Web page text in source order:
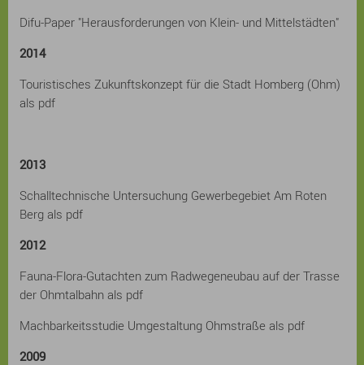
Difu-Paper "Herausforderungen von Klein- und Mittelstädten"
2014
Touristisches Zukunftskonzept für die Stadt Homberg (Ohm)
als pdf
2013
Schalltechnische Untersuchung Gewerbegebiet Am Roten
Berg als pdf
2012
Fauna-Flora-Gutachten zum Radwegeneubau auf der Trasse
der Ohmtalbahn als pdf
Machbarkeitsstudie Umgestaltung Ohmstraße als pdf
2009